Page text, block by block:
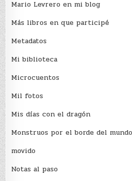
Mario Levrero en mi blog
Más libros en que participé
Metadatos
Mi biblioteca
Microcuentos
Mil fotos
Mis días con el dragón
Monstruos por el borde del mundo
movido
Notas al paso